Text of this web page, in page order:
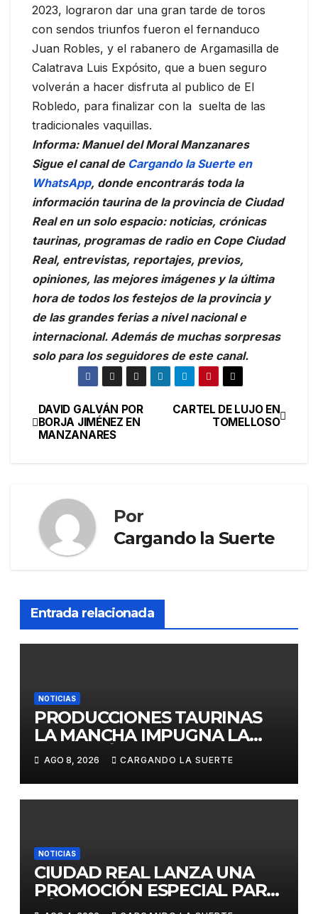
2023, lograron dar una gran tarde de toros
con sendos triunfos fueron el fernanduco
Juan Robles, y el rabanero de Argamasilla de
Calatrava Luis Expósito, que a buen seguro
volverán a hacer disfruta al publico de El
Robledo, para finalizar con la suelta de las
tradicionales vaquillas.
Informa: Manuel del Moral Manzanares
Sigue el canal de Cargando la Suerte en
WhatsApp, donde encontrarás toda la
información taurina de la provincia de Ciudad
Real en un solo espacio: noticias, crónicas
taurinas, programas de radio en Cope Ciudad
Real, entrevistas, reportajes, previos,
opiniones, las mejores imágenes y la última
hora de todos los festejos de la provincia y
de las grandes ferias a nivel nacional e
internacional. Además de muchas sorpresas
solo para los seguidores de este canal.
CARTEL DE LUJO EN
TOMELLOSO
DAVID GALVÁN POR
BORJA JIMÉNEZ EN
MANZANARES
Por
Cargando la Suerte
Entrada relacionada
NOTICIAS
PRODUCCIONES TAURINAS
LA MANCHA IMPUGNA LA
LICITACIÓN DE LA CORRIDA
DE DAIMIEL AL CONSIDERAR
VULNERADA LA LIBRE
COMPETENCIA
AGO 8, 2026 CARGANDO LA SUERTE
NOTICIAS
CIUDAD REAL LANZA UNA
PROMOCIÓN ESPECIAL PARA
JÓVENES MENORES DE 25